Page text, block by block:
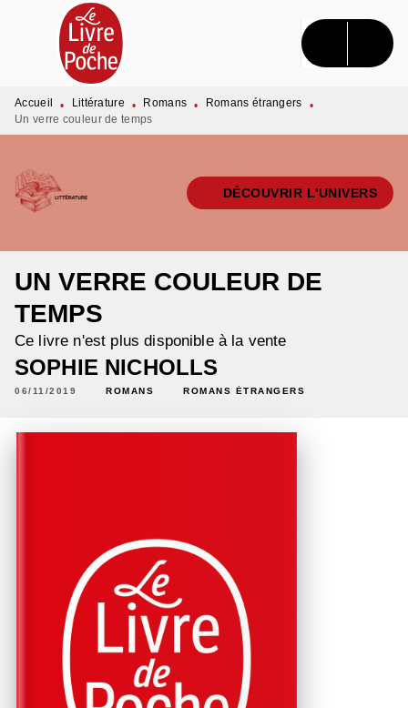
MENU RECHERCHE CONTENU
PIED DE PAGE
Accueil • Littérature • Romans • Romans étrangers
•
Un verre couleur de temps
DÉCOUVRIR L'UNIVERS
UN VERRE COULEUR DE
TEMPS
Ce livre n'est plus disponible à la vente
SOPHIE NICHOLLS
06/11/2019 ROMANS ROMANS ÉTRANGERS